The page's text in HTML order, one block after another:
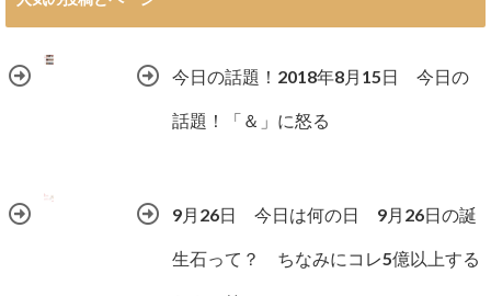
今日の話題！2018年8月15日 今日の
話題！「＆」に怒る
9月26日 今日は何の日 9月26日の誕
生石って？ ちなみにコレ5億以上する